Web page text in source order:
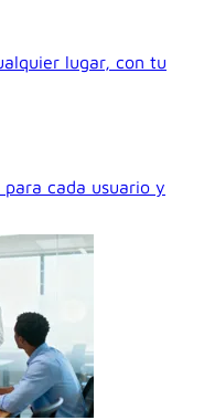
lugar, con tu
para cada usuario y